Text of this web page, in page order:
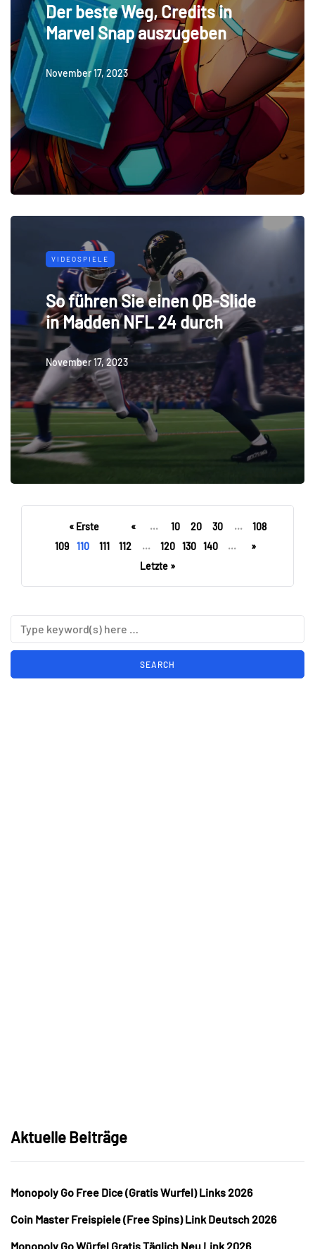
Der beste Weg, Credits in
Marvel Snap auszugeben
November 17, 2023
VIDEOSPIELE
So führen Sie einen QB-Slide
in Madden NFL 24 durch
November 17, 2023
« Erste « ... 10 20 30 ...
108
109
110 111 112 ... 120 130 140 ...
»
Letzte »
Aktuelle Beiträge
Monopoly Go Free Dice (Gratis Wurfel) Links 2026
Coin Master Freispiele (Free Spins) Link Deutsch 2026
Monopoly Go Würfel Gratis Täglich Neu Link 2026